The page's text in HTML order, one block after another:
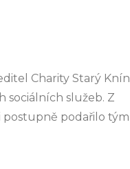
Charity Starý Knín
sociálních služeb. Z
podařilo tým